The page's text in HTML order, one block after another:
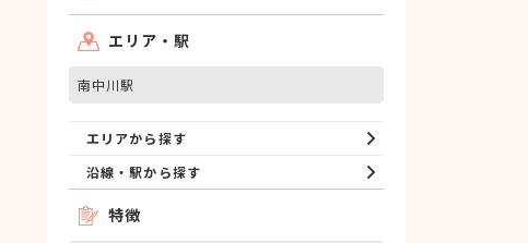
エリア・駅
南中川駅
エリアから探す
沿線・駅から探す
特徴